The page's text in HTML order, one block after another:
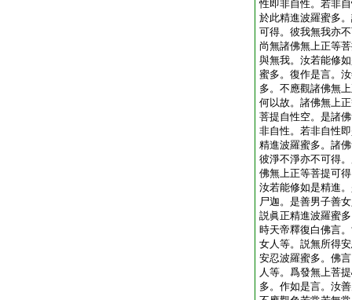
性即非自性。若非
於此精進波羅蜜多
可得。彼我無我亦
尚無諸佛無上正等
與無我。汝若能修
蜜多。復作是言。
多。不應觀諸佛無
何以故。諸佛無上
菩提自性空。是諸
非自性。若非自性
精進波羅蜜多。諸
彼淨不淨亦不可得
佛無上正等菩提可
汝若能修如是精進
尸迦。是善男子善
説眞正精進波羅蜜多
時天帝釋復白佛言
女人等。説無所得
安忍波羅蜜多。佛
人等。爲發無上菩
多。作如是言。汝